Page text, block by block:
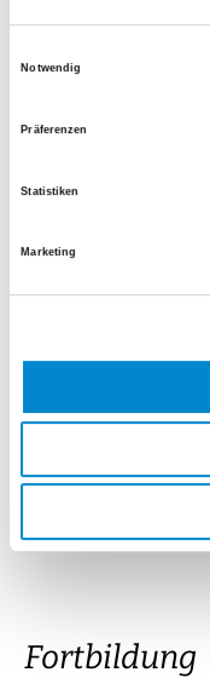
Notwendig
Präferenzen
Statistiken
Marketing
Spital für die
Fortbildung